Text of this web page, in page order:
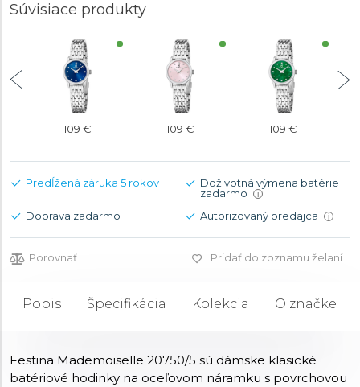
Súvisiace produkty
109 € 109 € 109 €
Predĺžená záruka 5 rokov
Doživotná výmena batérie
zadarmo
i
Doprava zadarmo Autorizovaný predajca i
Porovnať Pridať do zoznamu želaní
Popis Špecifikácia Kolekcia O značke
Festina Mademoiselle 20750/5 sú dámske klasické
batériové hodinky na oceľovom náramku s povrchovou